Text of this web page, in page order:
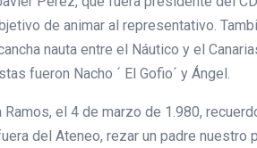
de animar al representativo.
nauta entre el Náutico y el
fueron Nacho ´ El Gofio´ y Ángel.
el 4 de marzo de 1.980,
del Ateneo, rezar un padre nuestro